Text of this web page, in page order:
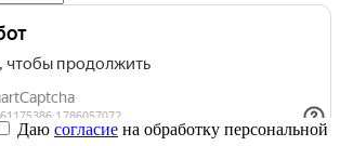
Даю согласие на обработку персональной